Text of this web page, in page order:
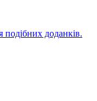
подібних доданків.